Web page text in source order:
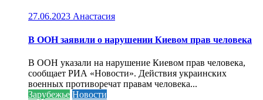
27.06.2023 Анастасия
В ООН заявили о нарушении Киевом прав человека
В ООН указали на нарушение Киевом прав человека,
сообщает РИА «Новости». Действия украинских
военных противоречат правам человека...
Зарубежье Новости